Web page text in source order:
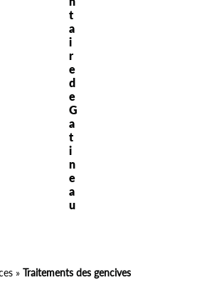
t
a
i
r
e
d
e
G
a
t
i
n
e
a
u
» Traitements des gencives